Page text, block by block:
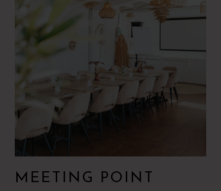
MEETING POINT